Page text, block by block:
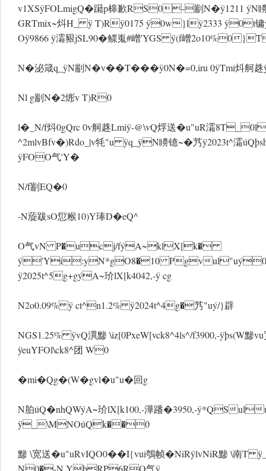
v1XS ÿFOLmigQ�躤p槔歉RS0-剬N�ÿ1211 ÿN
GR Tmix~炓H_ ÿ T)Rÿ0175 ÿ0w}lÿ2333 ÿ0t镛
Oÿ9866 ÿ灀豤jSL90�鳏嵬 #嶒'YGS ÿ(f嶒
N�泌箴q_ÿN剬N�v��T��� ÿ 0N�=0,iru 0 ÿ Tmi炓 舸
Nl g剬N�2烿v T)R0
l�_N/f炓 0gQrc 0v舸趎Lmi ÿ-@\vQ烰送�u"uR灀
^2mlvBfv�)Rdo_|v牦"u ÿq_ÿN矏镱~�艿 ÿ2023t^灀
ÿFOO气'Y�
N/f剬EQ�0
-N蔙跋sO愆糇10)Y琫D�eQ^
O气vN P�ucj/fýA~klX[k�
ÿ'Yi:yN*gO8�10 Pgvul"uý09h
ÿ2025t^5g+gýA~玠lX[k4042,- ÿ cg
N2o0.09% ÿ ct^n1.2% ÿ2024t^4g�艿"uý/}辟
NGS1.25% ÿvQ潩黪 \iz[0 PxeW[vck8^4ls^/f3900,- ÿþs(W黪
ÿeuYFOl\ck8^团 W0
�mi�Qg�(W�gvl�u"u�回g
N胉úQ�nhQ WýA~玠lX[k100,-澕蹯�3950,- ÿ*QS
ÿ_\MNOúQk��0
黪 \宽送�u"uRvIQO0��I{vui鴮帧�NiR ÿlvNiR黪 \南T
N0�-N.YbRP6RO气 ÿ